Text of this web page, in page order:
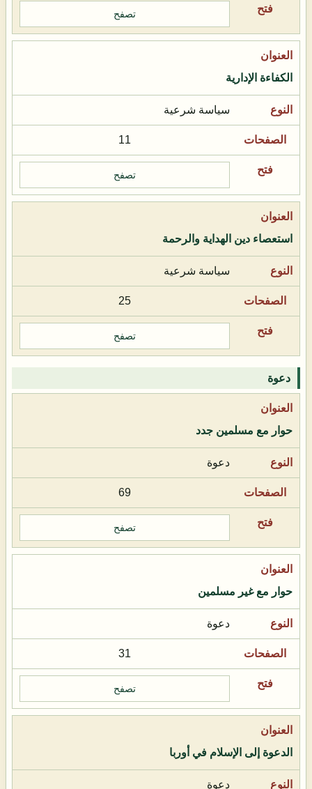
تصفح
الكفاءة الإدارية
سياسة شرعية
11
تصفح
استعصاء دين الهداية والرحمة
سياسة شرعية
25
تصفح
دعوة
حوار مع مسلمين جدد
دعوة
69
تصفح
حوار مع غير مسلمين
دعوة
31
تصفح
الدعوة إلى الإسلام في أوربا
دعوة